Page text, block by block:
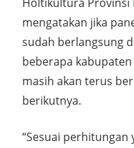
mengatakan jika
sudah berlangsung
beberapa
masih akan terus
berikutnya.
“Sesuai